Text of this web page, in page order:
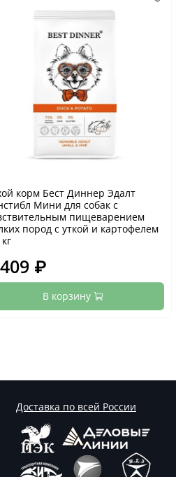
корм Бест Диннер Эдалт
Мини для собак с
пищеварением
пород с уткой и картофелем
₽
В корзину
Доставка по всей России